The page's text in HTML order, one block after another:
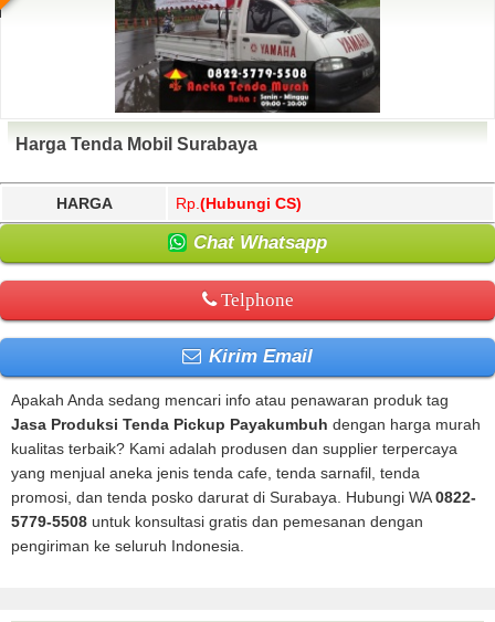
Harga Tenda Mobil Surabaya
HARGA Rp. (Hubungi CS)
Chat Whatsapp
Telphone
Kirim Email
Apakah Anda sedang mencari info atau penawaran produk tag
Jasa Produksi Tenda Pickup Payakumbuh dengan harga murah
kualitas terbaik? Kami adalah produsen dan supplier terpercaya
yang menjual aneka jenis tenda cafe, tenda sarnafil, tenda
promosi, dan tenda posko darurat di Surabaya. Hubungi WA0822-
5779-5508 untuk konsultasi gratis dan pemesanan dengan
pengiriman ke seluruh Indonesia.